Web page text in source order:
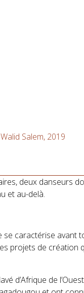
Salem, 2019
deux danseurs
et au-delà.
se caractérise avant
projets de création
d’Afrique de